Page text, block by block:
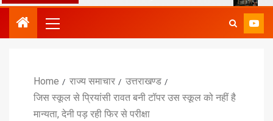
Home राज्य समाचार
उत्तराखण्ड
जिस स्कूल से प्रियांसी रावत बनी टॉपर उस स्कूल को नहीं है
मान्यता, देनी पड़ रही फिर से परीक्षा